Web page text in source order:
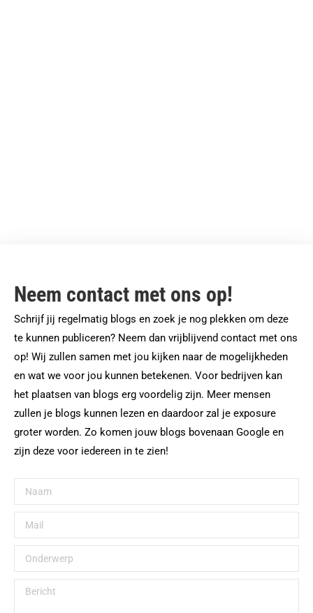
Neem contact met ons op!
Schrijf jij regelmatig blogs en zoek je nog plekken om deze
te kunnen publiceren? Neem dan vrijblijvend contact met ons
op! Wij zullen samen met jou kijken naar de mogelijkheden
en wat we voor jou kunnen betekenen. Voor bedrijven kan
het plaatsen van blogs erg voordelig zijn. Meer mensen
zullen je blogs kunnen lezen en daardoor zal je exposure
groter worden. Zo komen jouw blogs bovenaan Google en
zijn deze voor iedereen in te zien!